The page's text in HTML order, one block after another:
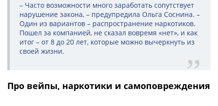
– Часто возможности много заработать сопутствует
нарушение закона, – предупредила Ольга Соснина. –
Один из вариантов – распространение наркотиков.
Пошел за компанией, не сказал вовремя «нет», и как
итог – от 8 до 20 лет, которые можно вычеркнуть из
своей жизни.
Про вейпы, наркотики и самоповреждения